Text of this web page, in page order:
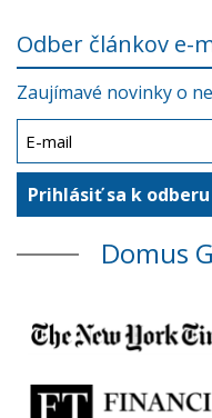
Odber článkov e-
Zaujímavé novinky o
Domus